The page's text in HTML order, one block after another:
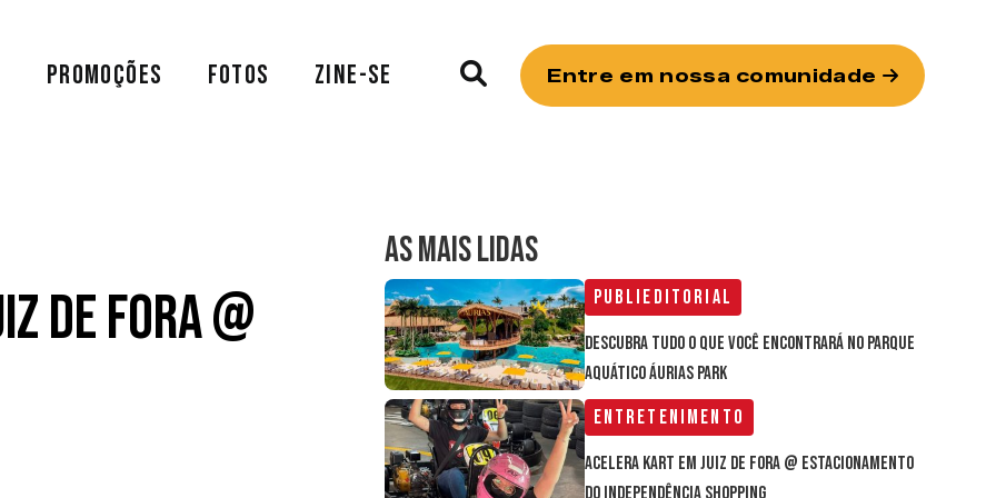
PROMOÇÕES FOTOS ZINE-SE Entre em nossa comunidade
de Fora @
AS MAIS LIDAS
Publieditorial
Descubra tudo o que você encontrará no parque
aquático Áurias Park
Entretenimento
Acelera Kart em Juiz de Fora @ estacionamento
do Independência Shopping